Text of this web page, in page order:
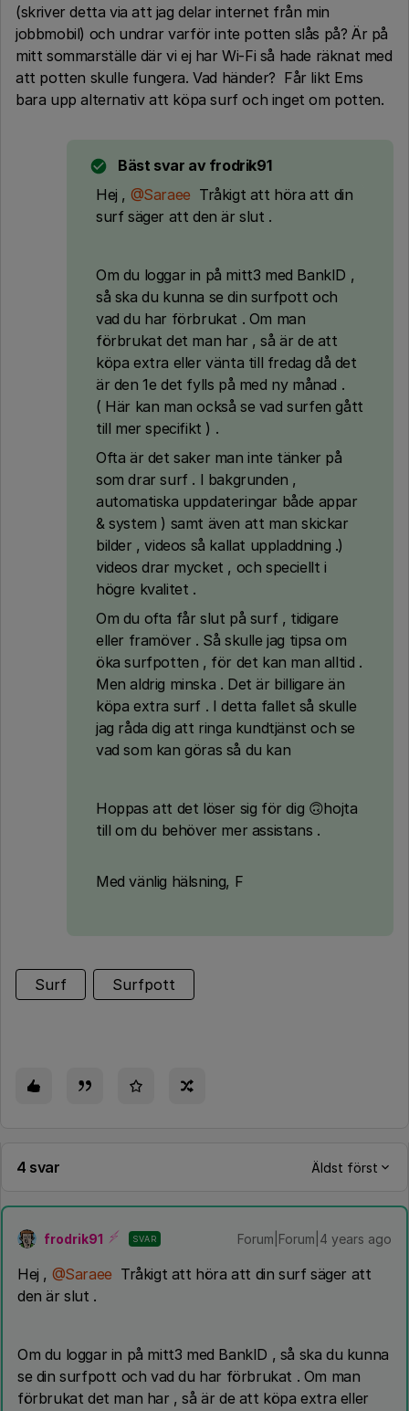
(skriver detta via att jag delar internet från min
jobbmobil) och undrar varför inte potten slås på? Är på
mitt sommarställe där vi ej har Wi-Fi så hade räknat med
att potten skulle fungera. Vad händer? Får likt Ems
bara upp alternativ att köpa surf och inget om potten.
Bäst svar av frodrik91
Hej , @Saraee Tråkigt att höra att din
surf säger att den är slut .
Om du loggar in på mitt3 med BankID ,
så ska du kunna se din surfpott och
vad du har förbrukat . Om man
förbrukat det man har , så är de att
köpa extra eller vänta till fredag då det
är den 1e det fylls på med ny månad .
( Här kan man också se vad surfen gått
till mer specifikt ) .
Ofta är det saker man inte tänker på
som drar surf . I bakgrunden ,
automatiska uppdateringar både appar
& system ) samt även att man skickar
bilder , videos så kallat uppladdning .)
videos drar mycket , och speciellt i
högre kvalitet .
Om du ofta får slut på surf , tidigare
eller framöver . Så skulle jag tipsa om
öka surfpotten , för det kan man alltid .
Men aldrig minska . Det är billigare än
köpa extra surf . I detta fallet så skulle
jag råda dig att ringa kundtjänst och se
vad som kan göras så du kan
Hoppas att det löser sig för dig 🙃hojta
till om du behöver mer assistans .
Med vänlig hälsning, F
Surf Surfpott
4 svar Äldst först
frodrik91 SVAR Forum|Forum|4 years ago
Hej , @Saraee Tråkigt att höra att din surf säger att
den är slut .
Om du loggar in på mitt3 med BankID , så ska du kunna
se din surfpott och vad du har förbrukat . Om man
förbrukat det man har , så är de att köpa extra eller